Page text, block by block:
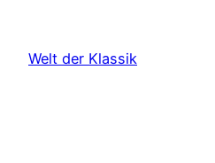
springen
Welt der Klassik